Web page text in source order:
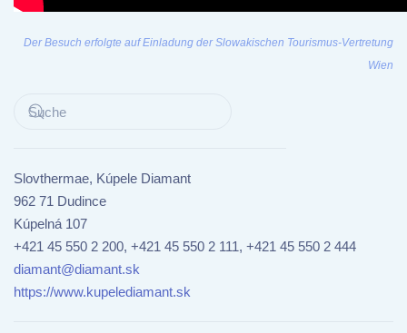
Der Besuch erfolgte auf Einladung der Slowakischen Tourismus-Vertretung
Wien
Slovthermae, Kúpele Diamant
962 71 Dudince
Kúpelná 107
+421 45 550 2 200, +421 45 550 2 111, +421 45 550 2 444
diamant@diamant.sk
https://www.kupelediamant.sk